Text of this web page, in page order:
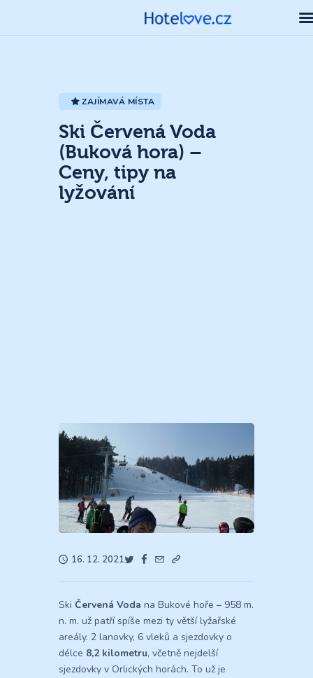
ZAJÍMAVÁ MÍSTA
Ski Červená Voda
(Buková hora) –
Ceny, tipy na
lyžování
16. 12. 2021
Ski Červená Voda na Bukové hoře – 958 m.
n. m. už patří spíše mezi ty větší lyžařské
areály. 2 lanovky, 6 vleků a sjezdovky o
délce 8,2 kilometru, včetně nejdelší
sjezdovky v Orlických horách. To už je